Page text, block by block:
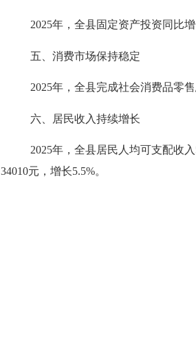
2025年，全县固定资产投资同比
五、消费市场保持稳定
2025年，全县完成社会消费品零
六、居民收入持续增长
2025年，全县居民人均可支配收入
34010元，增长5.5%。